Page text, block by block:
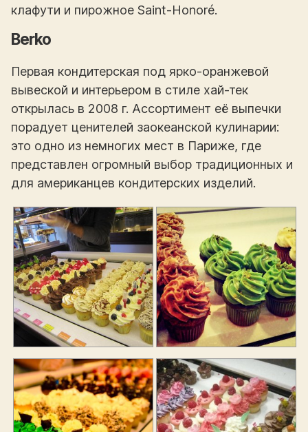
клафути и пирожное Saint-Honoré.
Berko
Первая кондитерская под ярко-оранжевой
вывеской и интерьером в стиле хай-тек
открылась в 2008 г. Ассортимент её выпечки
порадует ценителей заокеанской кулинарии:
это одно из немногих мест в Париже, где
представлен огромный выбор традиционных и
для американцев кондитерских изделий.